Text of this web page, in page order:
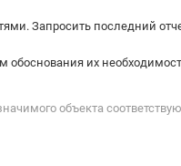
Запросить последний
их
объекта